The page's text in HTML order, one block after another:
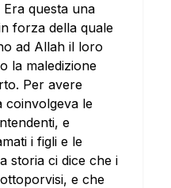
Era questa una
forza della quale
ad Allah il loro
la maledizione
Per avere
coinvolgeva le
e
i figli e le
storia ci dice che i
e che